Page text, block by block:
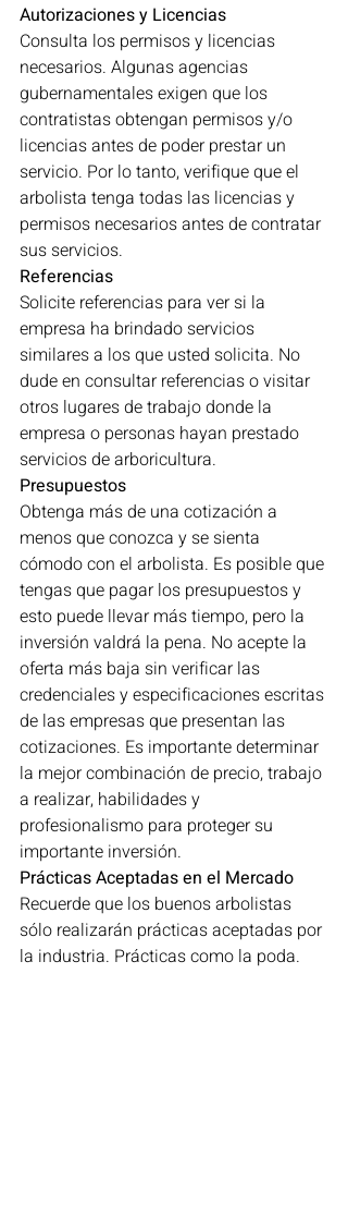
Autorizaciones y Licencias
Consulta los permisos y licencias
necesarios. Algunas agencias
gubernamentales exigen que los
contratistas obtengan permisos y/o
licencias antes de poder prestar un
servicio. Por lo tanto, verifique que el
arbolista tenga todas las licencias y
permisos necesarios antes de contratar
sus servicios.
Referencias
Solicite referencias para ver si la
empresa ha brindado servicios
similares a los que usted solicita. No
dude en consultar referencias o visitar
otros lugares de trabajo donde la
empresa o personas hayan prestado
servicios de arboricultura.
Presupuestos
Obtenga más de una cotización a
menos que conozca y se sienta
cómodo con el arbolista. Es posible que
tengas que pagar los presupuestos y
esto puede llevar más tiempo, pero la
inversión valdrá la pena. No acepte la
oferta más baja sin verificar las
credenciales y especificaciones escritas
de las empresas que presentan las
cotizaciones. Es importante determinar
la mejor combinación de precio, trabajo
a realizar, habilidades y
profesionalismo para proteger su
importante inversión.
Prácticas Aceptadas en el Mercado
Recuerde que los buenos arbolistas
sólo realizarán prácticas aceptadas por
la industria. Prácticas como la poda.